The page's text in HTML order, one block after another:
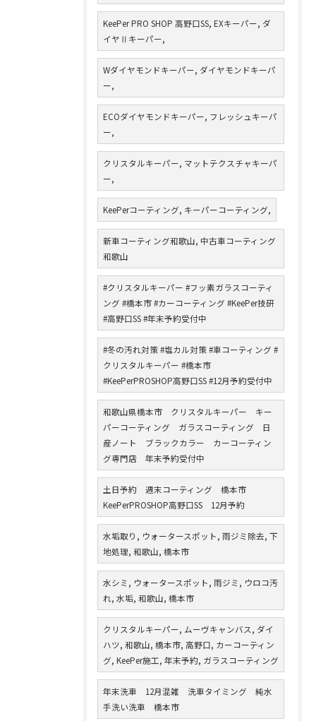
KeePer PRO SHOP 高野口SS, EXキーパー, ダ
イヤⅡキーパー,
Wダイヤモンドキーパー, ダイヤモンドキーパ
ー,
ECOダイヤモンドキーパー, フレッシュキーパ
ー,
クリスタルキーパー, マットテクスチャキーパ
ー,
KeePerコーティング, キーパーコーティング,
新車コーティング和歌山, 中古車コーティング
和歌山
#クリスタルキーパー #フッ素ガラスコーティ
ング #橋本市 #カーコーティング #KeePer技研
#高野口SS #年末予約受付中
#冬の汚れ対策 #塩カル対策 #車コーティング #
クリスタルキーパー #橋本市
#KeePerPROSHOP高野口SS #12月予約受付中
和歌山県橋本市 クリスタルキーパー キー
パーコーティング ガラスコーティング 日
産ノート ブラックカラー カーコーティン
グ専門店 年末予約受付中
土日予約 週末コーティング 橋本市
KeePerPROSHOP高野口SS 12月予約
水垢取り, ウォータースポット, 雨ジミ除去, 下
地処理, 和歌山, 橋本市
水シミ, ウォータースポット, 雨ジミ, ウロコ汚
れ, 水垢, 和歌山, 橋本市
クリスタルキーパー, ムーヴキャンバス, ダイ
ハツ, 和歌山, 橋本市, 高野口, カーコーティン
グ, KeePer施工, 年末予約, ガラスコーティング
年末洗車 12月混雑 洗車タイミング 純水
手洗い洗車 橋本市